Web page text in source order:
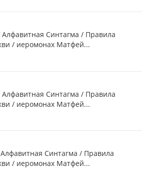
Синтагма / Правила
/ иеромонах Матфей...
Синтагма / Правила
/ иеромонах Матфей...
Синтагма / Правила
/ иеромонах Матфей...